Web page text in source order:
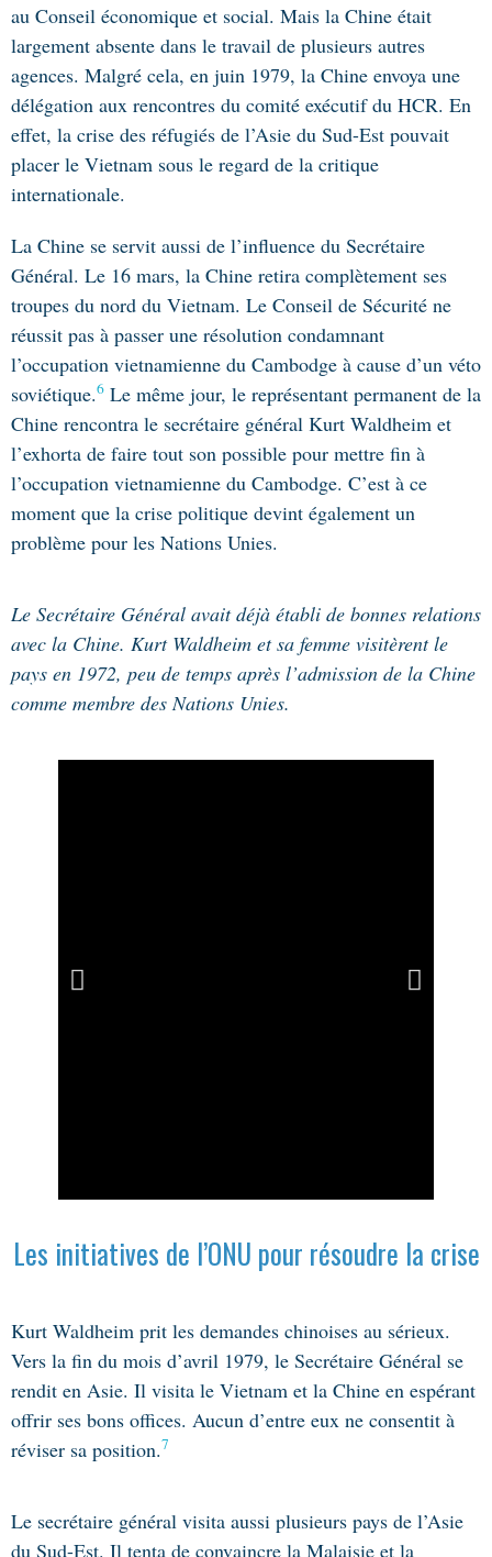
au Conseil économique et social. Mais la Chine était
largement absente dans le travail de plusieurs autres
agences. Malgré cela, en juin 1979, la Chine envoya une
délégation aux rencontres du comité exécutif du HCR. En
effet, la crise des réfugiés de l’Asie du Sud-Est pouvait
placer le Vietnam sous le regard de la critique
internationale.
La Chine se servit aussi de l’influence du Secrétaire
Général. Le 16 mars, la Chine retira complètement ses
troupes du nord du Vietnam. Le Conseil de Sécurité ne
réussit pas à passer une résolution condamnant
l’occupation vietnamienne du Cambodge à cause d’un véto
soviétique.6 Le même jour, le représentant permanent de la
Chine rencontra le secrétaire général Kurt Waldheim et
l’exhorta de faire tout son possible pour mettre fin à
l’occupation vietnamienne du Cambodge. C’est à ce
moment que la crise politique devint également un
problème pour les Nations Unies.
Le Secrétaire Général avait déjà établi de bonnes relations
avec la Chine. Kurt Waldheim et sa femme visitèrent le
pays en 1972, peu de temps après l’admission de la Chine
comme membre des Nations Unies.
The UN Security Council fails to pass a
resolution condemning Vietnam's
Les initiatives de l’ONU pour résoudre la crise
Kurt Waldheim prit les demandes chinoises au sérieux.
Vers la fin du mois d’avril 1979, le Secrétaire Général se
rendit en Asie. Il visita le Vietnam et la Chine en espérant
offrir ses bons offices. Aucun d’entre eux ne consentit à
réviser sa position.7
Le secrétaire général visita aussi plusieurs pays de l’Asie
du Sud-Est. Il tenta de convaincre la Malaisie et la